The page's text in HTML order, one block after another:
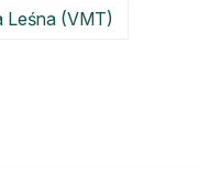
Leśna (VMT)